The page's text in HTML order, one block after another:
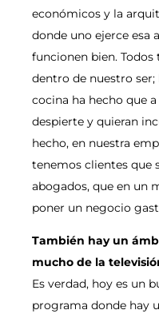
económicos y la
donde uno ejerce esa
funcionen bien.
dentro de nuestro ser;
cocina ha hecho que
despierte y quieran
hecho, en nuestra
tenemos clientes que
abogados, que en un
poner un negocio
También hay un
mucho de la
Es verdad, hoy es un
programa donde hay